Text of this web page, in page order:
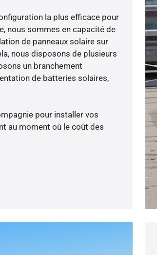
la plus efficace pour
nous sommes en capacité de
de panneaux solaire sur
nous disposons de plusieurs
un branchement
de batteries solaires,
pour installer vos
au moment où le coût des